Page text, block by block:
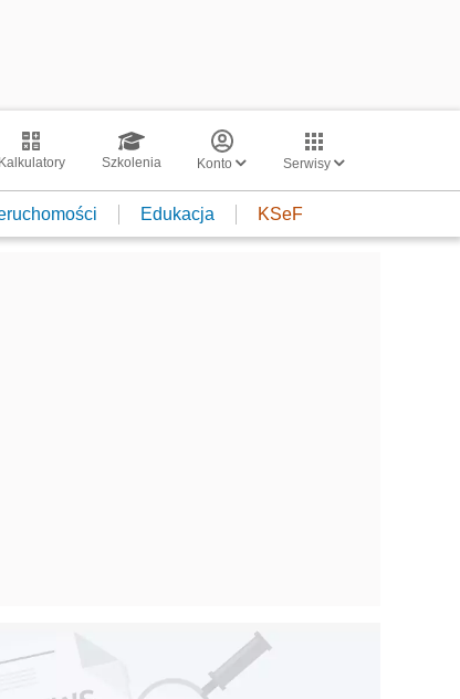
Kalkulatory Szkolenia Konto Serwisy
Edukacja KSeF